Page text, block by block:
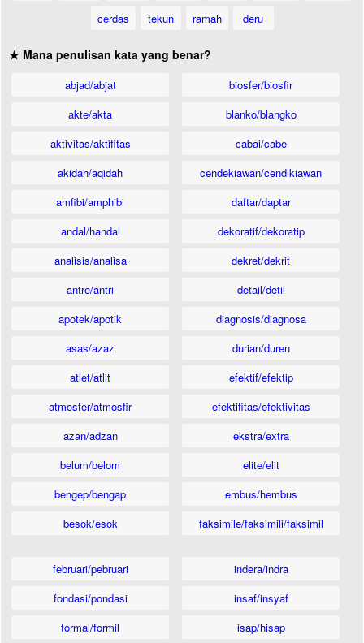
cerdas tekun ramah deru
★ Mana penulisan kata yang benar?
abjad/abjat
akte/akta
aktivitas/aktifitas
akidah/aqidah
amfibi/amphibi
andal/handal
analisis/analisa
antre/antri
apotek/apotik
asas/azaz
atlet/atlit
atmosfer/atmosfir
azan/adzan
belum/belom
bengep/bengap
besok/esok
biosfer/biosfir
blanko/blangko
cabai/cabe
cendekiawan/cendikiawan
daftar/daptar
dekoratif/dekoratip
dekret/dekrit
detail/detil
diagnosis/diagnosa
durian/duren
efektif/efektip
efektifitas/efektivitas
ekstra/extra
elite/elit
embus/hembus
faksimile/faksimili/faksimil
februari/pebruari
fondasi/pondasi
formal/formil
indera/indra
insaf/insyaf
isap/hisap